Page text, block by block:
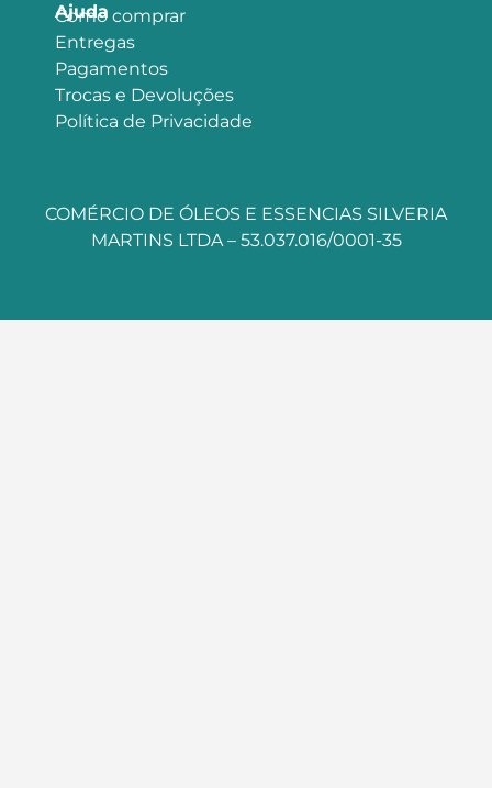
Ajuda
Como comprar
Entregas
Pagamentos
Trocas e Devoluções
Política de Privacidade
COMÉRCIO DE ÓLEOS E ESSENCIAS SILVERIA
MARTINS LTDA – 53.037.016/0001-35